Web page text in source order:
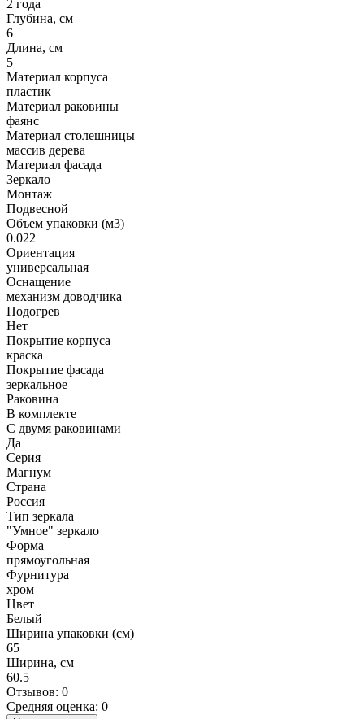
2 года
Глубина, см
6
Длина, см
5
Материал корпуса
пластик
Материал раковины
фаянс
Материал столешницы
массив дерева
Материал фасада
Зеркало
Монтаж
Подвесной
Объем упаковки (м3)
0.022
Ориентация
универсальная
Оснащение
механизм доводчика
Подогрев
Нет
Покрытие корпуса
краска
Покрытие фасада
зеркальное
Раковина
В комплекте
С двумя раковинами
Да
Серия
Магнум
Страна
Россия
Тип зеркала
"Умное" зеркало
Форма
прямоугольная
Фурнитура
хром
Цвет
Белый
Ширина упаковки (см)
65
Ширина, см
60.5
Отзывов: 0
Средняя оценка: 0